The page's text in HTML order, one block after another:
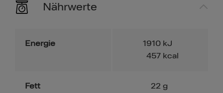
Nährwerte
Energie 1910 kJ
457 kcal
Fett
22 g